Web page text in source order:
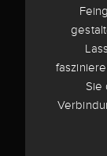
Sie